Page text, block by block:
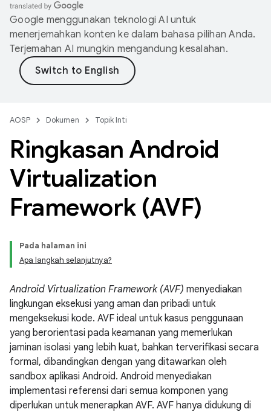
Google menggunakan teknologi AI untuk
menerjemahkan konten ke dalam bahasa pilihan Anda.
Terjemahan AI mungkin mengandung kesalahan.
AOSP Dokumen Topik Inti
Ringkasan Android
Virtualization
Framework (AVF)
Pada halaman ini
Apa langkah selanjutnya?
Android Virtualization Framework (AVF) menyediakan
lingkungan eksekusi yang aman dan pribadi untuk
mengeksekusi kode. AVF ideal untuk kasus penggunaan
yang berorientasi pada keamanan yang memerlukan
jaminan isolasi yang lebih kuat, bahkan terverifikasi secara
formal, dibandingkan dengan yang ditawarkan oleh
sandbox aplikasi Android. Android menyediakan
implementasi referensi dari semua komponen yang
diperlukan untuk menerapkan AVF. AVF hanya didukung di